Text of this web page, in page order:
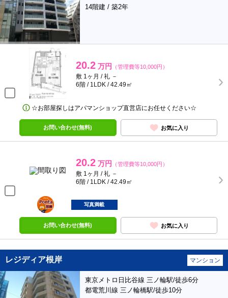
14階建 / 築2年
20.2 万円 （管理費等10,000円）
敷 1ヶ月 / 礼 －
6階 / 1LDK / 42.49㎡
☆お部屋探しはアパマンショップ直営店にお任せください☆
お問い合わせ(無料) お気に入り
20.2 万円 （管理費等10,000円）
敷 1ヶ月 / 礼 －
6階 / 1LDK / 42.49㎡
ポンタ
部屋
写真満載
お問い合わせ(無料) お気に入り
レジディア根岸 マンション
東京メトロ日比谷線 三ノ輪駅/徒歩6分
都電荒川線 三ノ輪橋駅/徒歩10分